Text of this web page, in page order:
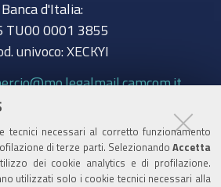
tecnici necessari al corretto funzionamento
di terze parti. Selezionando Accetta
dei cookie analytics e di profilazione.
utilizzati solo i cookie tecnici necessari alla
d'Italia:
TU00 0001 3855
univoco: XECKYI